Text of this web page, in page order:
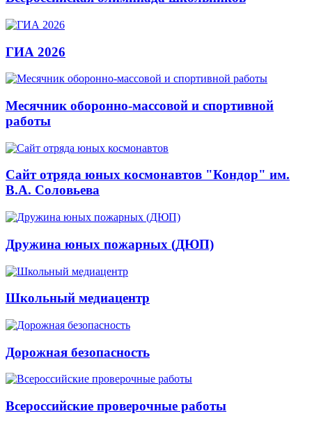
ГИА 2026
Месячник оборонно-массовой и спортивной
работы
Сайт отряда юных космонавтов "Кондор" им.
В.А. Соловьева
Дружина юных пожарных (ДЮП)
Школьный медиацентр
Дорожная безопасность
Всероссийские проверочные работы